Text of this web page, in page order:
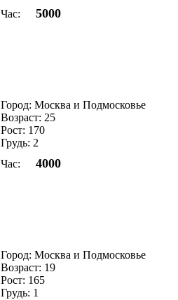
Час:
5000
Город: Москва и Подмосковье
Возраст: 25
Рост: 170
Грудь: 2
Час:
4000
Город: Москва и Подмосковье
Возраст: 19
Рост: 165
Грудь: 1